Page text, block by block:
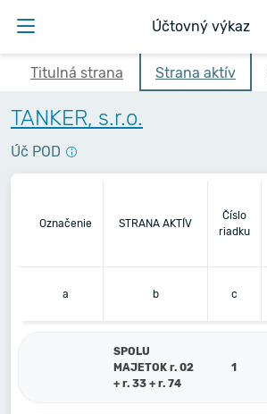
Účtovný výkaz
Titulná strana Strana aktív
TANKER, s.r.o.
Úč POD
Označenie STRANA AKTÍV
Číslo
riadku
a b c
SPOLU
MAJETOK r. 02
+ r. 33 + r. 74
1